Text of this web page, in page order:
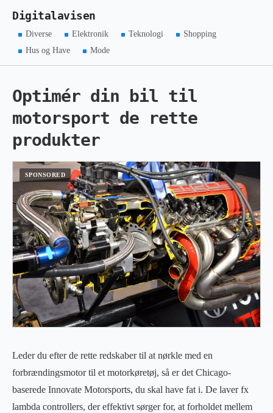
Digitalavisen
Diverse Elektronik Teknologi
Shopping
Hus og Have
Mode
Optimér din bil til
motorsport de rette
produkter
Leder du efter de rette redskaber til at nørkle med en
forbrændingsmotor til et motorkøretøj, så er det Chicago-
baserede Innovate Motorsports, du skal have fat i. De laver fx
lambda controllers, der effektivt sørger for, at forholdet mellem